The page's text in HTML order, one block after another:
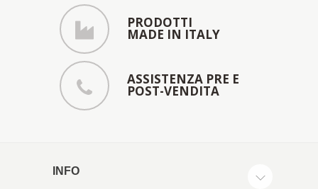
PRODOTTI
MADE IN ITALY
ASSISTENZA PRE E
POST-VENDITA
INFO